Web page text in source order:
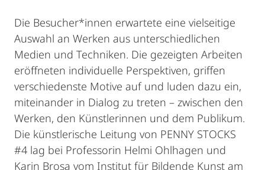
Die Besucher*innen erwartete eine vielseitige
Auswahl an Werken aus unterschiedlichen
Medien und Techniken. Die gezeigten Arbeiten
eröffneten individuelle Perspektiven, griffen
verschiedenste Motive auf und luden dazu ein,
miteinander in Dialog zu treten – zwischen den
Werken, den Künstlerinnen und dem Publikum.
Die künstlerische Leitung von PENNY STOCKS
#4 lag bei Professorin Helmi Ohlhagen und
Karin Brosa vom Institut für Bildende Kunst am